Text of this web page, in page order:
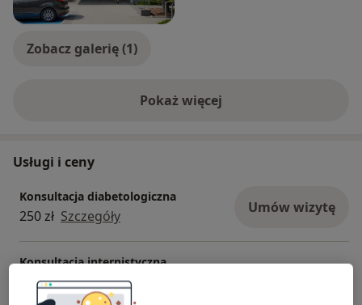
Zobacz galerię (1)
Pokaż więcejo doświadczeniu
Usługi i ceny
Konsultacja diabetologiczna
250 zł Szczegóły Umów wizytę
Konsultacja internistyczna
Szczegóły